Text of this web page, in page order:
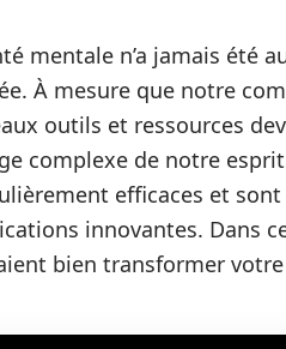
mentale n’a jamais été
À mesure que notre
outils et ressources
complexe de notre
efficaces et
innovantes. Dans
bien transformer